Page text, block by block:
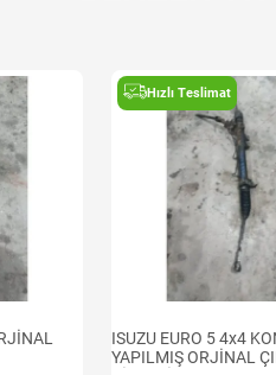
Hızlı Teslimat
ISUZU EURO 5 4x4
YAPILMIŞ ORJİNAL